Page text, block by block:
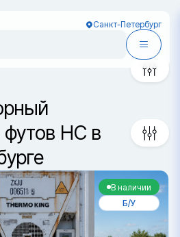
Санкт-Петербург
HC в
В наличии
Б/У